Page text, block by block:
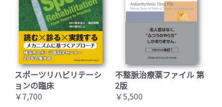
スポーツリハビリテーシ
ョンの臨床
￥7,700
不整脈治療薬ファイル 第
2版
￥5,500